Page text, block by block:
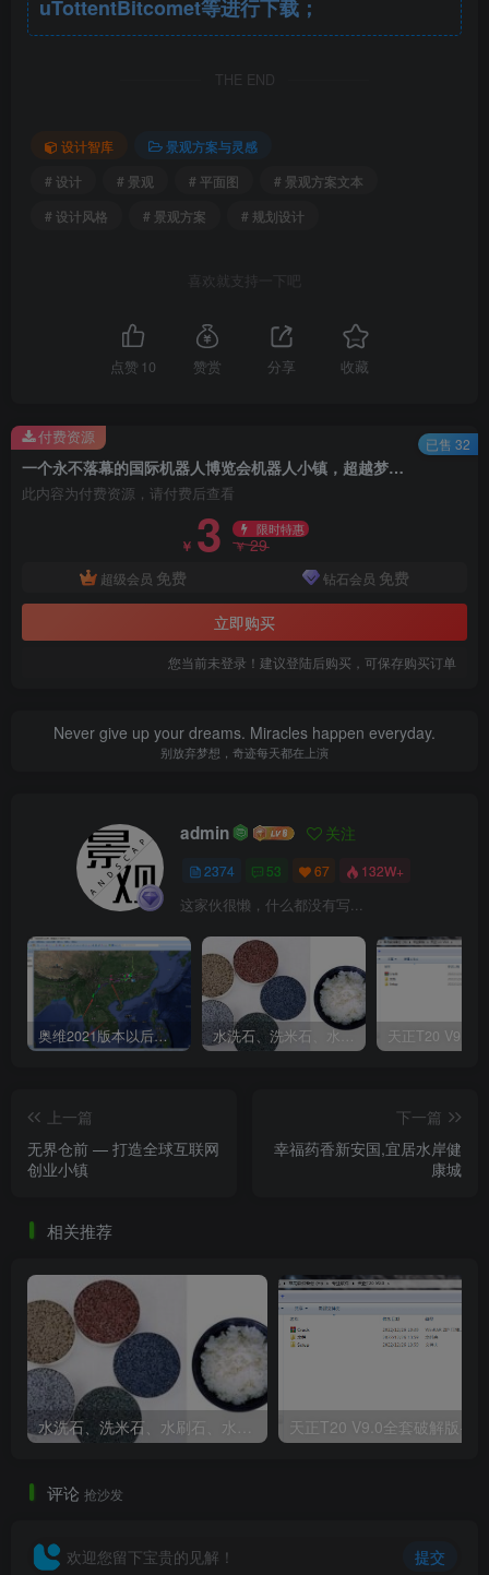
时光隧道效果图.jpg
北入口节点设计效果图.jpg
uTottentBitcomet等进行下载；
THE END
设计智库
景观方案与灵感
# 设计
# 景观 # 平面图
# 景观方案文本
# 设计风格
# 景观方案 # 规划设计
喜欢就支持一下吧
点赞 10 赞赏 分享 收藏
一个永不落幕的国际机器人博览会机器人小镇，超越梦想的地方
此内容为付费资源，请付费后查看
￥ 3 限时特惠
￥29
超级会员 免费 钻石会员 免费
立即购买
您当前未登录！建议登陆后购买，可保存购买订单
付费资源 已售 32
Never give up your dreams. Miracles happen everyday.
别放弃梦想，奇迹每天都在上演
admin 关注
2374 53 67 132W+
这家伙很懒，什么都没有写...
奥维2021版本以后不能用谷歌地图？最新解决办法苹果安卓电脑 水洗石、洗米石、水刷石、水磨石、胶粘石傻傻分不清楚
上一篇
无界仓前 — 打造全球互联网
创业小镇
下一篇
幸福药香新安国,宜居水岸健
康城
相关推荐
评论 抢沙发
欢迎您留下宝贵的见解！ 提交